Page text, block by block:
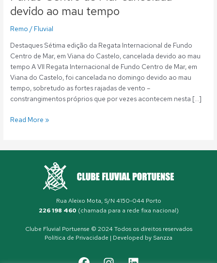
devido ao mau tempo
Remo / Fluvial
Destaques Sétima edição da Regata Internacional de Fundo
Centro de Mar, em Viana do Castelo, cancelada devido ao mau
tempo A VII Regata Internacional de Fundo Centro de Mar, em
Viana do Castelo, foi cancelada no domingo devido ao mau
tempo, sobretudo as fortes rajadas de vento –
constrangimentos próprios que por vezes acontecem nesta […]
Read More »
Rua Aleixo Mota, S/N 4150-044 Porto
226 198 460 (chamada para a rede fixa nacional)
Clube Fluvial Portuense © 2024 Todos os direitos reservados
Política de Privacidade | Developed by Sanzza